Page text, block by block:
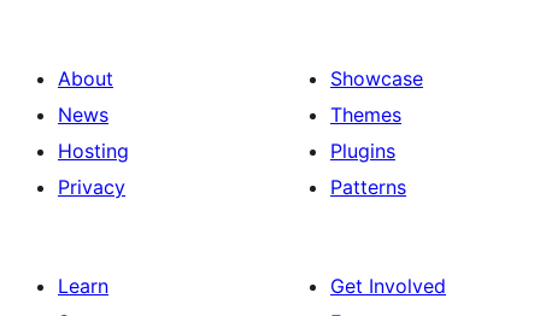
About
News
Hosting
Privacy
Showcase
Themes
Plugins
Patterns
Learn
Get Involved